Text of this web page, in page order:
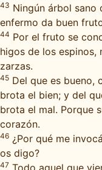
43 Ningún árbol
enfermo da buen
44 Por el fruto se
higos de los espinos,
zarzas.
45 Del que es bueno,
brota el bien; y del
brota el mal. Porque
corazón.
46 ¿Por qué me
os digo?
47 Todo aquel que